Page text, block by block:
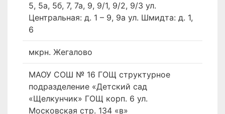
5, 5а, 5б, 7, 7а, 9, 9/1, 9/2, 9/3 ул.
Центральная: д. 1 – 9, 9а ул. Шмидта: д. 1,
6
мкрн. Жегалово
МАОУ СОШ № 16 ГОЩ структурное
подразделение «Детский сад
«Щелкунчик» ГОЩ корп. 6 ул.
Московская стр. 134 «в»